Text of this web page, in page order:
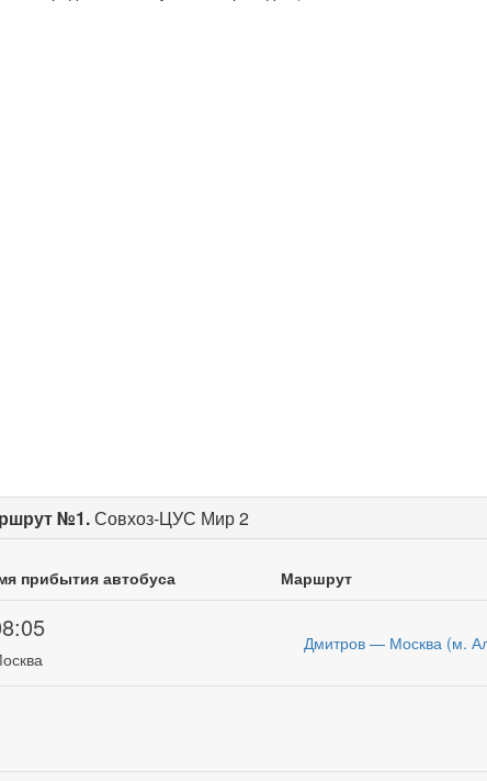
№1.Совхоз-ЦУС Мир 2
прибытия автобуса Маршрут
Дмитров — Москва (м.